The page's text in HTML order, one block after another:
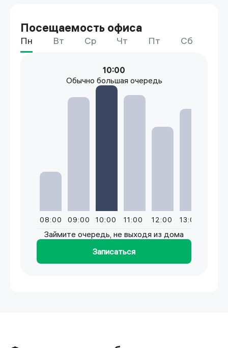
Посещаемость офиса
Пн Вт Ср Чт Пт Сб
10:00
Обычно большая очередь
08:00 09:00 10:00 11:00 12:00 13:00
Займите очередь, не выходя из дома
Записаться